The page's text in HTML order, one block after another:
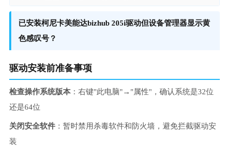
已安装柯尼卡美能达bizhub 205i驱动但设备管理器显示黄
色感叹号？
驱动安装前准备事项
检查操作系统版本：右键"此电脑"→"属性"，确认系统是32位
还是64位
关闭安全软件：暂时禁用杀毒软件和防火墙，避免拦截驱动安
装